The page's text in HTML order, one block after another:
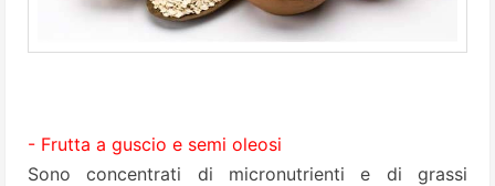
- Frutta a guscio e semi oleosi
Sono concentrati di micronutrienti e di grassi